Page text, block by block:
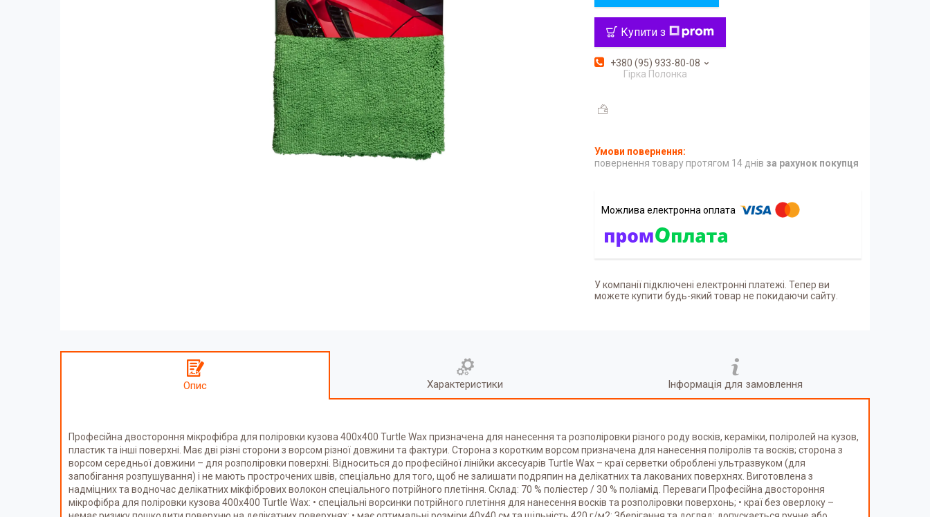
Купити з
+380 (95) 933-80-08
Гірка Полонка
повернення товару протягом 14 днів за рахунок покупця
У компанії підключені електронні платежі. Тепер ви
можете купити будь-який товар не покидаючи сайту.
Опис Характеристики Інформація для замовлення
Професійна двостороння мікрофібра для поліровки кузова 400х400 Turtle Wax призначена для нанесення та розполіровки різного роду восків, кераміки, поліролей на кузов,
пластик та інші поверхні. Має дві різні сторони з ворсом різної довжини та фактури. Сторона з коротким ворсом призначена для нанесення поліролів та восків; сторона з
ворсом середньої довжини – для розполіровки поверхні. Відноситься до професійної лінійки аксесуарів Turtle Wax – краї серветки оброблені ультразвуком (для
запобігання розпушування) і не мають прострочених швів, спеціально для того, щоб не залишати подряпин на делікатних та лакованих поверхнях. Виготовлена з
надміцних та водночас делікатних мікфібрових волокон спеціального потрійного плетіння. Склад: 70 % поліестер / 30 % поліамід. Переваги Професійна двостороння
мікрофібра для поліровки кузова 400х400 Turtle Wax: • спеціальні ворсинки потрійного плетіння для нанесення восків та розполіровки поверхонь; • краї без оверлоку –